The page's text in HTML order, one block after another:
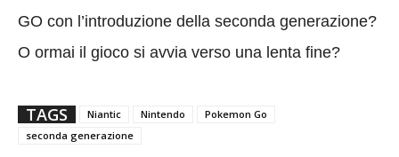
GO con l’introduzione della seconda generazione?
O ormai il gioco si avvia verso una lenta fine?
TAGS Niantic Nintendo
Pokemon Go
seconda generazione